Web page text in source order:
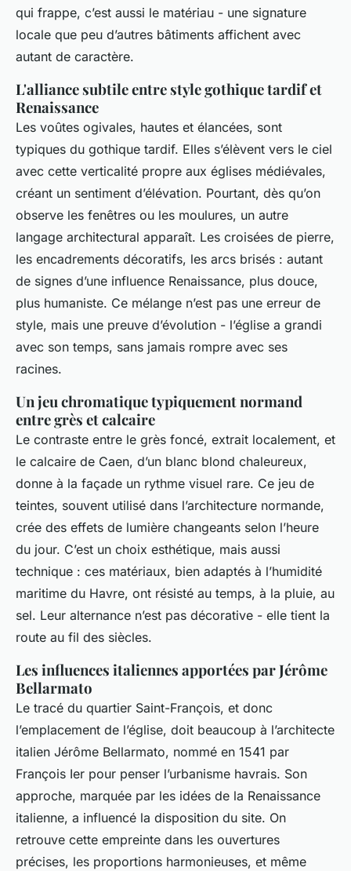
qui frappe, c’est aussi le matériau - une signature
locale que peu d’autres bâtiments affichent avec
autant de caractère.
L'alliance subtile entre style gothique tardif et
Renaissance
Les voûtes ogivales, hautes et élancées, sont
typiques du gothique tardif. Elles s’élèvent vers le ciel
avec cette verticalité propre aux églises médiévales,
créant un sentiment d’élévation. Pourtant, dès qu’on
observe les fenêtres ou les moulures, un autre
langage architectural apparaît. Les croisées de pierre,
les encadrements décoratifs, les arcs brisés : autant
de signes d’une influence Renaissance, plus douce,
plus humaniste. Ce mélange n’est pas une erreur de
style, mais une preuve d’évolution - l’église a grandi
avec son temps, sans jamais rompre avec ses
racines.
Un jeu chromatique typiquement normand
entre grès et calcaire
Le contraste entre le grès foncé, extrait localement, et
le calcaire de Caen, d’un blanc blond chaleureux,
donne à la façade un rythme visuel rare. Ce jeu de
teintes, souvent utilisé dans l’architecture normande,
crée des effets de lumière changeants selon l’heure
du jour. C’est un choix esthétique, mais aussi
technique : ces matériaux, bien adaptés à l’humidité
maritime du Havre, ont résisté au temps, à la pluie, au
sel. Leur alternance n’est pas décorative - elle tient la
route au fil des siècles.
Les influences italiennes apportées par Jérôme
Bellarmato
Le tracé du quartier Saint-François, et donc
l’emplacement de l’église, doit beaucoup à l’architecte
italien Jérôme Bellarmato, nommé en 1541 par
François Ier pour penser l’urbanisme havrais. Son
approche, marquée par les idées de la Renaissance
italienne, a influencé la disposition du site. On
retrouve cette empreinte dans les ouvertures
précises, les proportions harmonieuses, et même